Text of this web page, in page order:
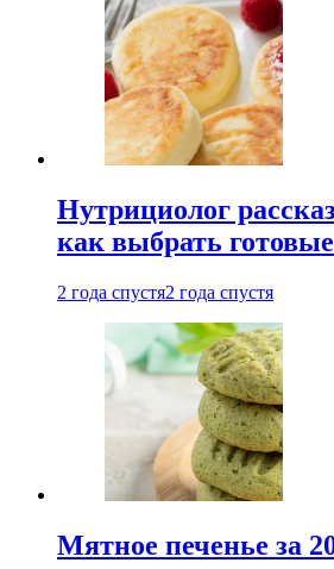
Нутрициолог
как выбрать
2 года спустя2 года спустя
Мятное печенье за